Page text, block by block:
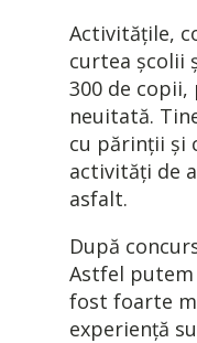
Activitățile,
curtea școlii
300 de
neuitată.
cu părinții şi
activități de
asfalt.
După
Astfel
fost foarte
experiență